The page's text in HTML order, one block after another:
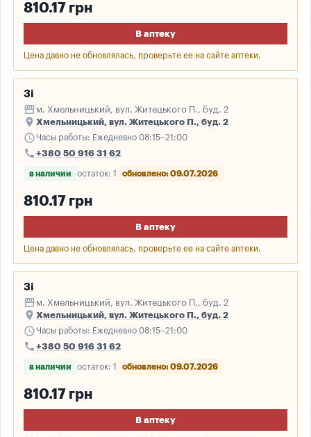
810.17 грн
В аптеку
Цена давно не обновлялась, проверьте ее на сайте аптеки.
3і
storefront м. Хмельницький, вул. Житецького П., буд. 2
place Хмельницький, вул. Житецького П., буд. 2
scheduleЧасы работы: Ежедневно 08:15–21:00
call +380 50 916 31 62
в наличии остаток: 1 обновлено: 09.07.2026
810.17 грн
В аптеку
Цена давно не обновлялась, проверьте ее на сайте аптеки.
3і
storefront м. Хмельницький, вул. Житецького П., буд. 2
place Хмельницький, вул. Житецького П., буд. 2
scheduleЧасы работы: Ежедневно 08:15–21:00
call +380 50 916 31 62
в наличии остаток: 1 обновлено: 09.07.2026
810.17 грн
В аптеку